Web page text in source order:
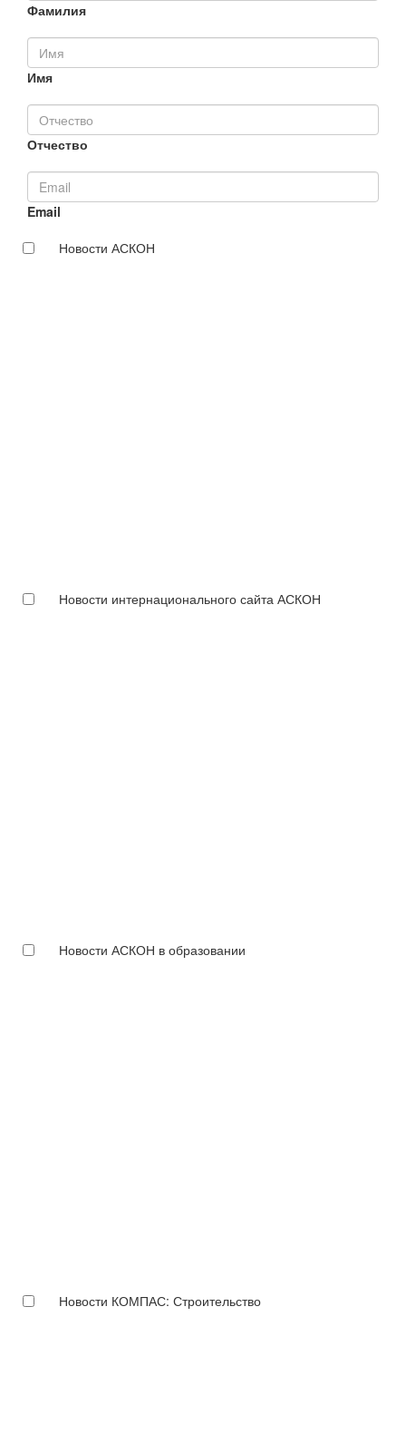
Фамилия
Имя
Отчество
Email
Новости АСКОН
Новости интернационального сайта АСКОН
Новости АСКОН в образовании
Новости КОМПАС: Строительство